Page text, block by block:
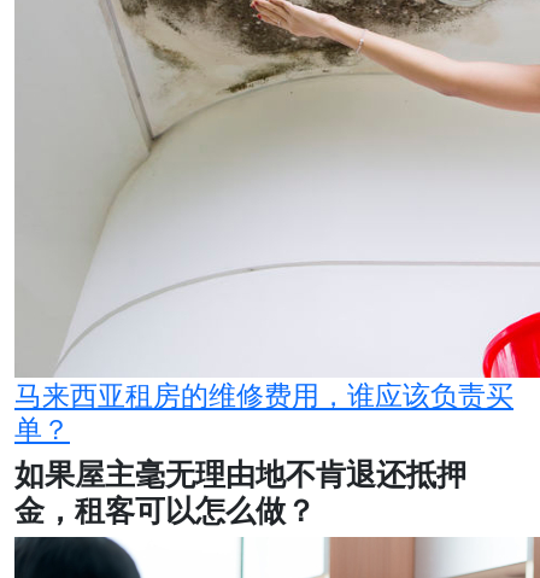
马来西亚租房的维修费用，谁应该负责买
单？
如果屋主毫无理由地不肯退还抵押
金，租客可以怎么做？